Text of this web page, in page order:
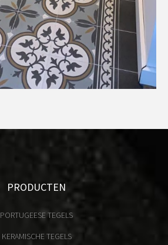
PRODUCTEN
PORTUGEESE TEGELS
KERAMISCHE TEGELS